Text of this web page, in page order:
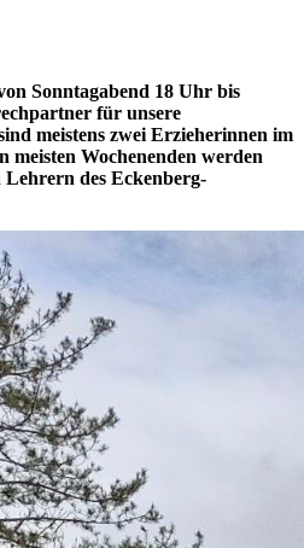
Sonntagabend 18 Uhr bis
für unsere
meistens zwei Erzieherinnen im
meisten Wochenenden werden
des Eckenberg-